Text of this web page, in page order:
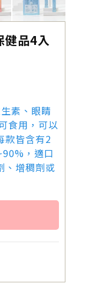
健品4入
素、眼睛
食用，可以
款皆含有2
，適口
、增稠劑或